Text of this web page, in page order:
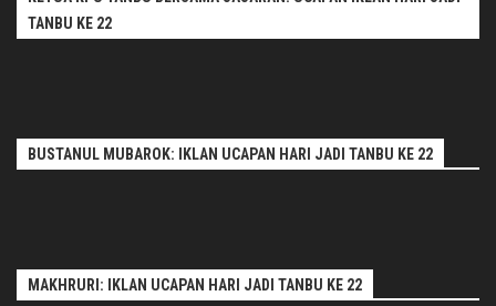
TANBU KE 22
BUSTANUL MUBAROK: IKLAN UCAPAN HARI JADI TANBU KE 22
MAKHRURI: IKLAN UCAPAN HARI JADI TANBU KE 22